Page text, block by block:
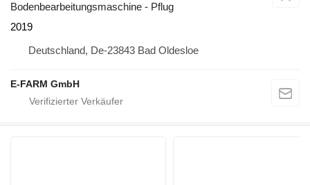
Bodenbearbeitungsmaschine - Pflug
2019
Deutschland, De-23843 Bad Oldesloe
E-FARM GmbH